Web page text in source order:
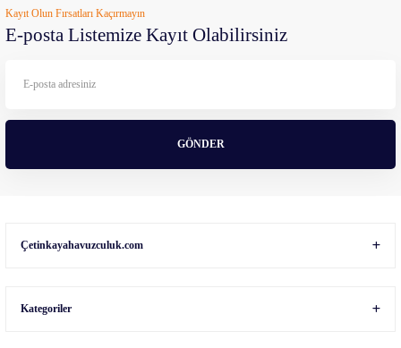
Ürün açıklamasında eksik bilgiler bulunuyor.
Ürün fiyatı diğer sitelerden daha pahalı.
Kayıt Olun Fırsatları Kaçırmayın
E-posta Listemize Kayıt Olabilirsiniz
GÖNDER
Çetinkayahavuzculuk.com
Kategoriler